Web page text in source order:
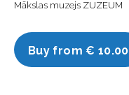
Mākslas muzejs ZUZEUM
Buy from € 10.00